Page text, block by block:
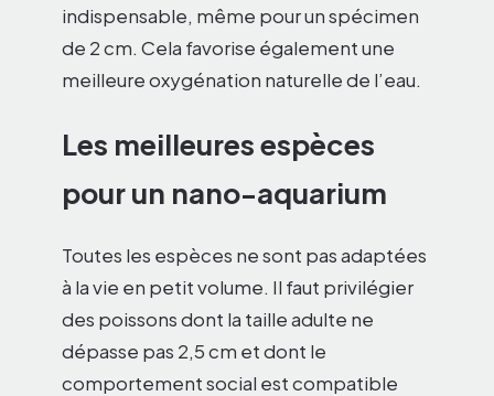
indispensable, même pour un spécimen
de 2 cm. Cela favorise également une
meilleure oxygénation naturelle de l’eau.
Les meilleures espèces
pour un nano-aquarium
Toutes les espèces ne sont pas adaptées
à la vie en petit volume. Il faut privilégier
des poissons dont la taille adulte ne
dépasse pas 2,5 cm et dont le
comportement social est compatible